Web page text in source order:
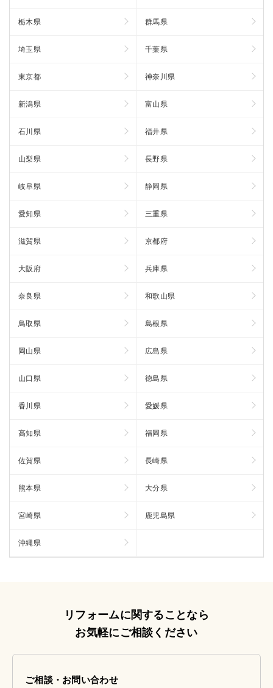
栃木県 群馬県
埼玉県 千葉県
東京都 神奈川県
新潟県 富山県
石川県 福井県
山梨県 長野県
岐阜県 静岡県
愛知県 三重県
滋賀県 京都府
大阪府 兵庫県
奈良県 和歌山県
鳥取県 島根県
岡山県 広島県
山口県 徳島県
香川県 愛媛県
高知県 福岡県
佐賀県 長崎県
熊本県 大分県
宮崎県 鹿児島県
沖縄県
リフォームに関することなら
お気軽にご相談ください
ご相談・お問い合わせ